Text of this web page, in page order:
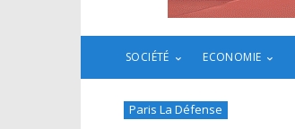
SOCIÉTÉ ECONOMIE
Paris La Défense